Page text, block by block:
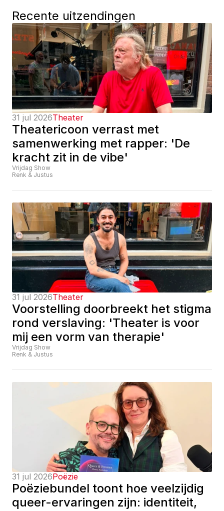
Recente uitzendingen
31 jul 2026Theater
Theatericoon verrast met
samenwerking met rapper: 'De
kracht zit in de vibe'
Vrijdag Show
Renk & Justus
31 jul 2026Theater
Voorstelling doorbreekt het stigma
rond verslaving: 'Theater is voor
mij een vorm van therapie'
Vrijdag Show
Renk & Justus
31 jul 2026Poëzie
Poëziebundel toont hoe veelzijdig
queer-ervaringen zijn: identiteit,